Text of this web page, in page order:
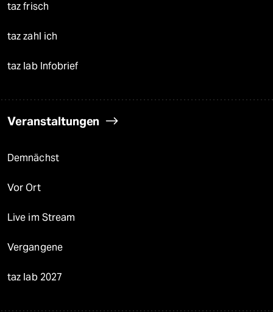
taz frisch
taz zahl ich
taz lab Infobrief
Veranstaltungen
Demnächst
Vor Ort
Live im Stream
Vergangene
taz lab 2027